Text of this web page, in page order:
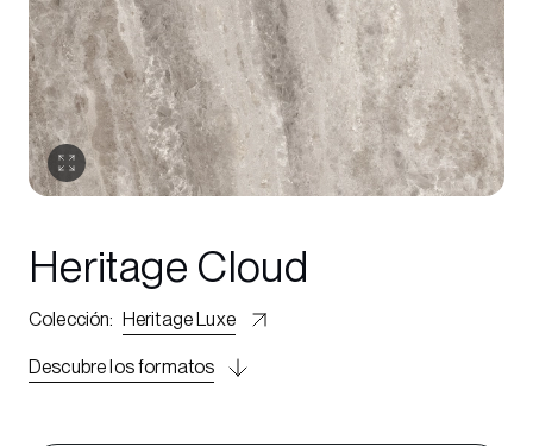
Heritage Cloud
Colección: Heritage Luxe
Descubre los formatos